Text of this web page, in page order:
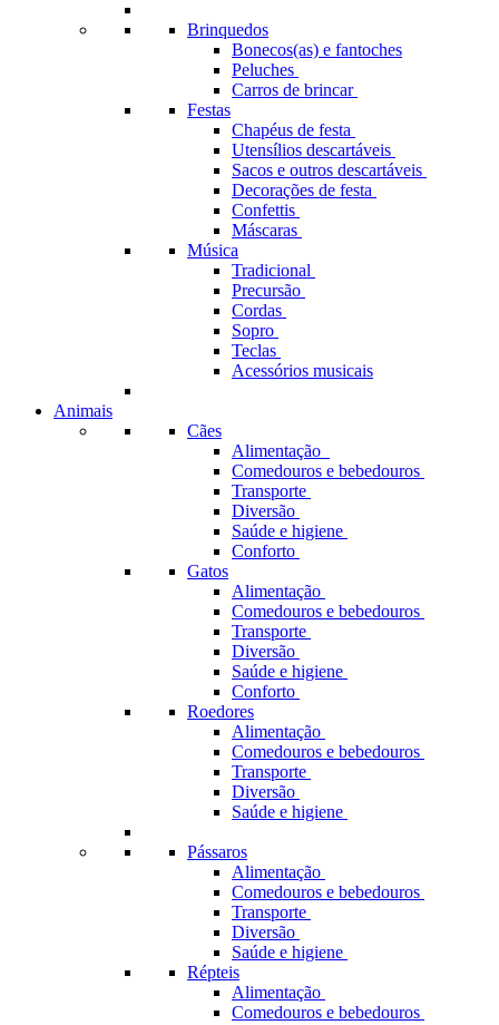
Brinquedos
Bonecos(as) e fantoches
Peluches
Carros de brincar
Festas
Chapéus de festa
Utensílios descartáveis
Sacos e outros descartáveis
Decorações de festa
Confettis
Máscaras
Música
Tradicional
Precursão
Cordas
Sopro
Teclas
Acessórios musicais
Animais
Cães
Alimentação
Comedouros e bebedouros
Transporte
Diversão
Saúde e higiene
Conforto
Gatos
Alimentação
Comedouros e bebedouros
Transporte
Diversão
Saúde e higiene
Conforto
Roedores
Alimentação
Comedouros e bebedouros
Transporte
Diversão
Saúde e higiene
Pássaros
Alimentação
Comedouros e bebedouros
Transporte
Diversão
Saúde e higiene
Répteis
Alimentação
Comedouros e bebedouros